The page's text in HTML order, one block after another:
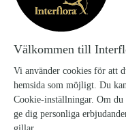
binds för
med särskild
Alltid nära
blommor och
Pålitlig och